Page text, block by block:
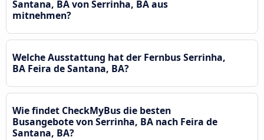
Santana, BA von Serrinha, BA aus
mitnehmen?
Welche Ausstattung hat der Fernbus Serrinha,
BA Feira de Santana, BA?
Wie findet CheckMyBus die besten
Busangebote von Serrinha, BA nach Feira de
Santana, BA?